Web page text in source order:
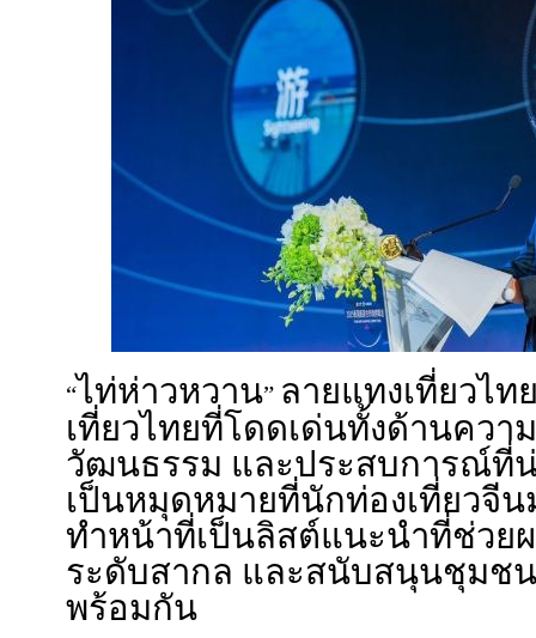
“ไท่ห่าวหวาน” ลายแทงเที่ยวไ
เที่ยวไทยที่โดดเด่นทั้งด้านควา
วัฒนธรรม และประสบการณ์ที่
เป็นหมุดหมายที่นักท่องเที่ยวจี
ทำหน้าที่เป็นลิสต์แนะนำที่ช่วย
ระดับสากล และสนับสนุนชุมช
พร้อมกัน